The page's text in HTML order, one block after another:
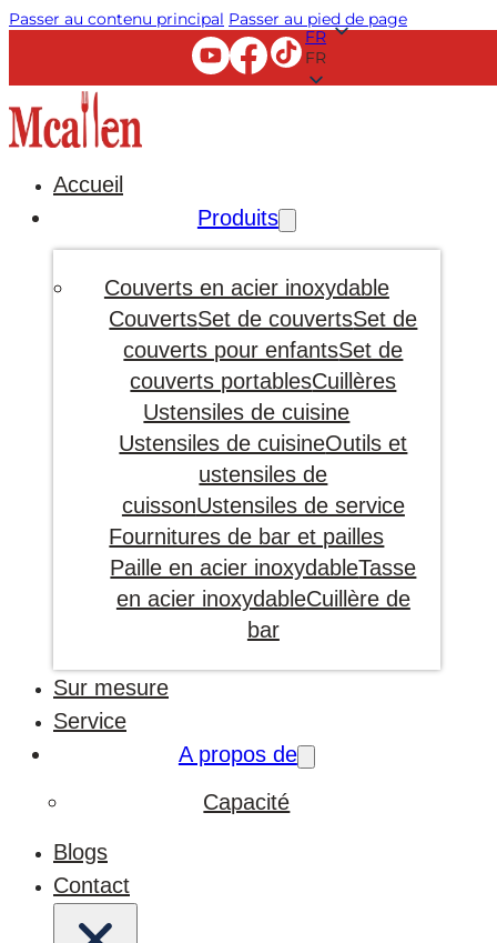
Passer au contenu principal Passer au pied de page
FR
FR
Accueil
Produits
Couverts en acier inoxydable
CouvertsSet de couvertsSet de
couverts pour enfantsSet de
couverts portablesCuillères
Ustensiles de cuisine
Ustensiles de cuisineOutils et
ustensiles de
cuissonUstensiles de service
Fournitures de bar et pailles
Paille en acier inoxydableTasse
en acier inoxydableCuillère de
bar
Sur mesure
Service
A propos de
Capacité
Blogs
Contact